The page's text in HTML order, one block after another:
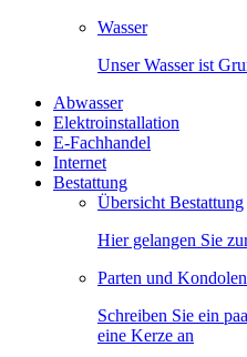
Wasser
Unser Wasser ist
Abwasser
Elektroinstallation
E-Fachhandel
Internet
Bestattung
Übersicht Bestattung
Hier gelangen Sie
Parten und
Schreiben Sie ein
eine Kerze an